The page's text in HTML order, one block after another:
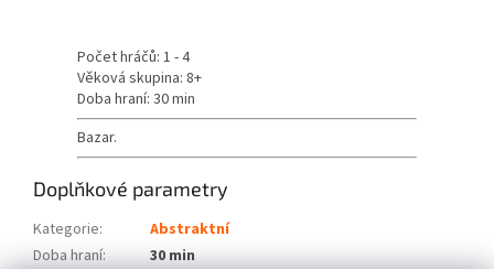
Počet hráčů: 1 - 4
Věková skupina: 8+
Doba hraní: 30 min
Bazar.
Doplňkové parametry
Kategorie:
Abstraktní
Doba hraní:
30 min